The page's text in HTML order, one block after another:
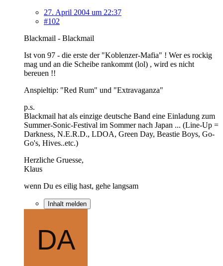
27. April 2004 um 22:37
#102
Blackmail - Blackmail
Ist von 97 - die erste der "Koblenzer-Mafia" ! Wer es rockig
mag und an die Scheibe rankommt (lol) , wird es nicht
bereuen !!
Anspieltip: "Red Rum" und "Extravaganza"
p.s.
Blackmail hat als einzige deutsche Band eine Einladung zum
Summer-Sonic-Festival im Sommer nach Japan ... (Line-Up =
Darkness, N.E.R.D., LDOA, Green Day, Beastie Boys, Go-
Go's, Hives..etc.)
Herzliche Gruesse,
Klaus
wenn Du es eilig hast, gehe langsam
Inhalt melden